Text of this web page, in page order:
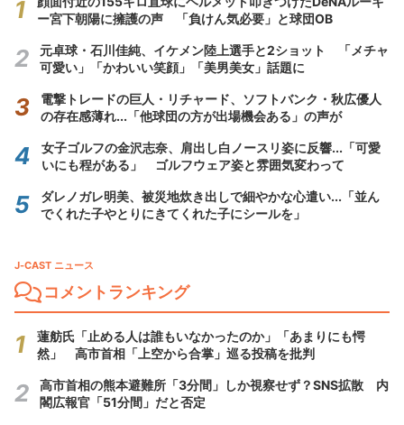
ー宮下朝陽に擁護の声 「負けん気必要」と球団OB
元卓球・石川佳純、イケメン陸上選手と2ショット 「メチャ
可愛い」「かわいい笑顔」「美男美女」話題に
電撃トレードの巨人・リチャード、ソフトバンク・秋広優人
の存在感薄れ...「他球団の方が出場機会ある」の声が
女子ゴルフの金沢志奈、肩出し白ノースリ姿に反響...「可愛
いにも程がある」 ゴルフウェア姿と雰囲気変わって
ダレノガレ明美、被災地炊き出しで細やかな心遣い...「並ん
でくれた子やとりにきてくれた子にシールを」
J-CAST ニュース
コメントランキング
蓮舫氏「止める人は誰もいなかったのか」「あまりにも愕
然」 高市首相「上空から合掌」巡る投稿を批判
高市首相の熊本避難所「3分間」しか視察せず？SNS拡散 内
閣広報官「51分間」だと否定